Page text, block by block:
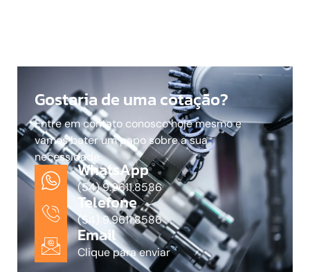
Gostaria de uma cotação?
Entre em contato conosco hoje mesmo e
vamos bater um papo sobre a sua
necessidade.
WhatsApp
(54) 9.9611.8586
Telefone
(54) 9.9611.8586
Email
Clique para enviar